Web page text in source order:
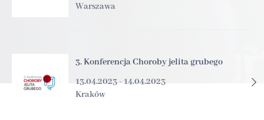
Warszawa
3. Konferencja Choroby jelita grubego
13.04.2023 - 14.04.2023
Kraków